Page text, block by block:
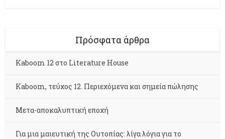
Πρόσφατα άρθρα
Kaboom 12 στο Literature House
Kaboom, τεύχος 12. Περιεχόμενα και σημεία πώλησης
Μετα-αποκαλυπτική εποχή
Για μια μαιευτική της Ουτοπίας: λίγα λόγια για το